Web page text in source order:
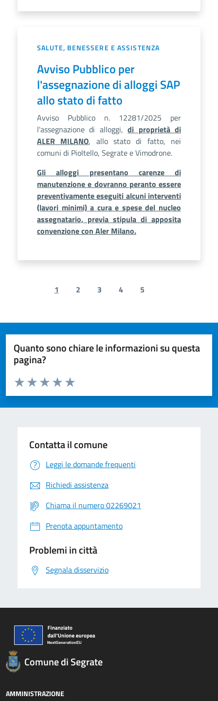
SALUTE, BENESSERE E ASSISTENZA
Avviso Pubblico per
l'assegnazione di alloggi SAP
allo stato di fatto
Avviso Pubblico n. 12281/2025 per
l'assegnazione di alloggi,di proprietà di
ALER MILANO, allo stato di fatto, nei
comuni di Pioltello, Segrate e Vimodrone.
Gli alloggi presentano carenze di
manutenzione e dovranno peranto essere
preventivamente eseguiti alcuni interventi
(lavori minimi) a cura e spese del nucleo
assegnatario, previa stipula di apposita
convenzione con Aler Milano.
Previous page
1 2 3 4 5
Quanto sono chiare le informazioni su questa
pagina?
Valuta da 1 a 5 stelle la pagina
Valuta 5 stelle su 5
Valuta 4 stelle su 5
Valuta 3 stelle su 5
Valuta 2 stelle su 5
Valuta 1 stelle su 5
Contatta il comune
Leggi le domande frequenti
Richiedi assistenza
Chiama il numero 02269021
Prenota appuntamento
Problemi in città
Segnala disservizio
Comune di Segrate
AMMINISTRAZIONE